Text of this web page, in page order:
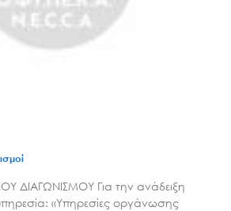
ΔΙΑΓΩΝΙΣΜΟΥ Για την ανάδειξη
«Υπηρεσίες οργάνωσης